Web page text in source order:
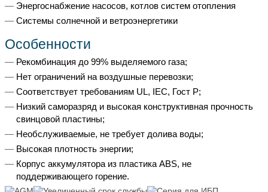
Энергоснабжение насосов, котлов систем отопления
Системы солнечной и ветроэнергетики
Особенности
Рекомбинация до 99% выделяемого газа;
Нет ограничений на воздушные перевозки;
Соответствует требованиям UL, IEC, Гост Р;
Низкий саморазряд и высокая конструктивная прочность
свинцовой пластины;
Необслуживаемые, не требует долива воды;
Высокая плотность энергии;
Корпус аккумулятора из пластика ABS, не
поддерживающего горение.